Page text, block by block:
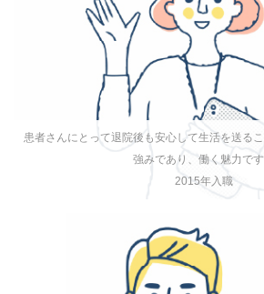
患者さんにとって退院後も安心して生活を送る
強みであり、働く魅力です
2015年入職